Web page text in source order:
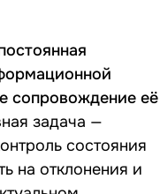
сопровождение её
задача —
состояния
на отклонения и